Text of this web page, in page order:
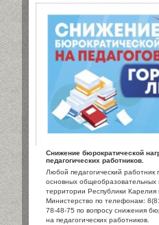
Снижение бюрократической
педагогических работников.
Любой педагогический работник
основных общеобразовательных
территории Республики Карелия
Министерство по телефонам:
78-48-75 по вопросу снижения
на педагогических работников.